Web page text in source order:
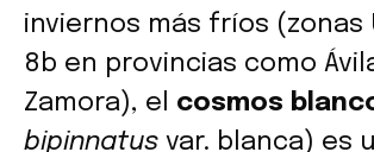
inviernos más fríos (zonas
8b en provincias como
Zamora), el cosmos
bipinnatus var. blanca) es